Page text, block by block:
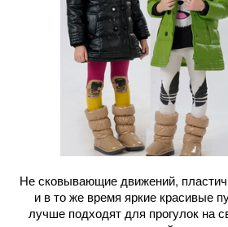
Не сковывающие движений,
и в то же время яркие красивые
лучше подходят для прогулок на